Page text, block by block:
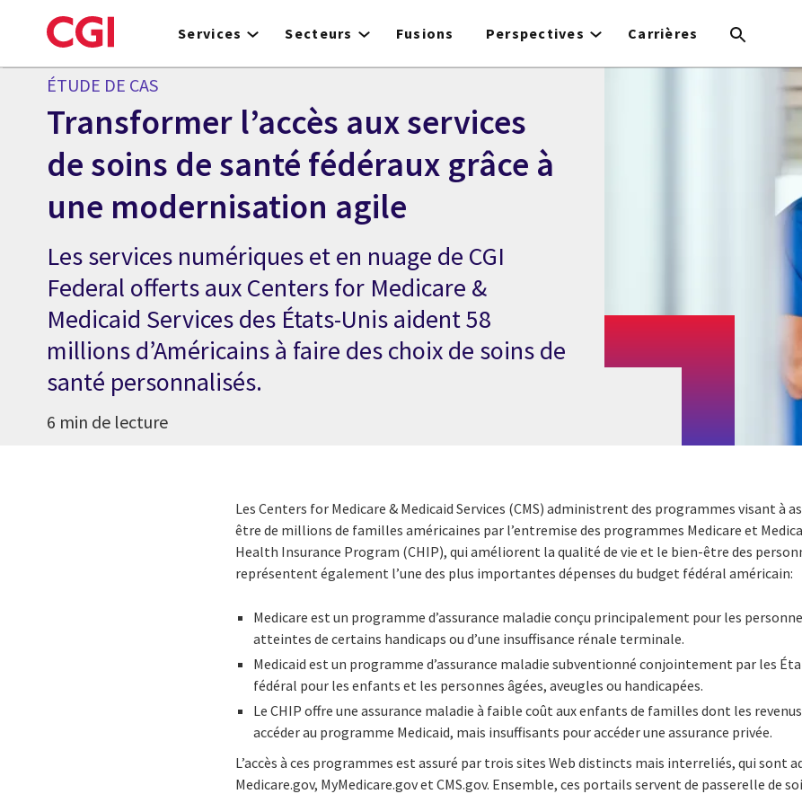
to
content
Services Secteurs Fusions Perspectives Carrières
ÉTUDE DE CAS
Transformer l’accès aux services
de soins de santé fédéraux grâce à
une modernisation agile
Les services numériques et en nuage de CGI
Federal offerts aux Centers for Medicare &
Medicaid Services des États-Unis aident 58
millions d’Américains à faire des choix de soins de
santé personnalisés.
6 min de lecture
Les Centers for Medicare & Medicaid Services (CMS) administrent des programmes visant à
être de millions de familles américaines par l’entremise des programmes Medicare et
Health Insurance Program (CHIP), qui améliorent la qualité de vie et le bien-être des
représentent également l’une des plus importantes dépenses du budget fédéral américain:
Medicare est un programme d’assurance maladie conçu principalement pour les
atteintes de certains handicaps ou d’une insuffisance rénale terminale.
Medicaid est un programme d’assurance maladie subventionné conjointement par les
fédéral pour les enfants et les personnes âgées, aveugles ou handicapées.
Le CHIP offre une assurance maladie à faible coût aux enfants de familles dont les
accéder au programme Medicaid, mais insuffisants pour accéder une assurance privée.
L’accès à ces programmes est assuré par trois sites Web distincts mais interreliés, qui sont
Medicare.gov, MyMedicare.gov et CMS.gov. Ensemble, ces portails servent de passerelle de